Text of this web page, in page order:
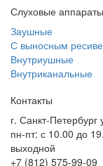
Слуховые аппараты
Заушные
С выносным
Внутриушные
Внутриканальные
Контакты
г. Санкт-
пн-пт: с 10.00 до
выходной
+7 (812) 575-99-09